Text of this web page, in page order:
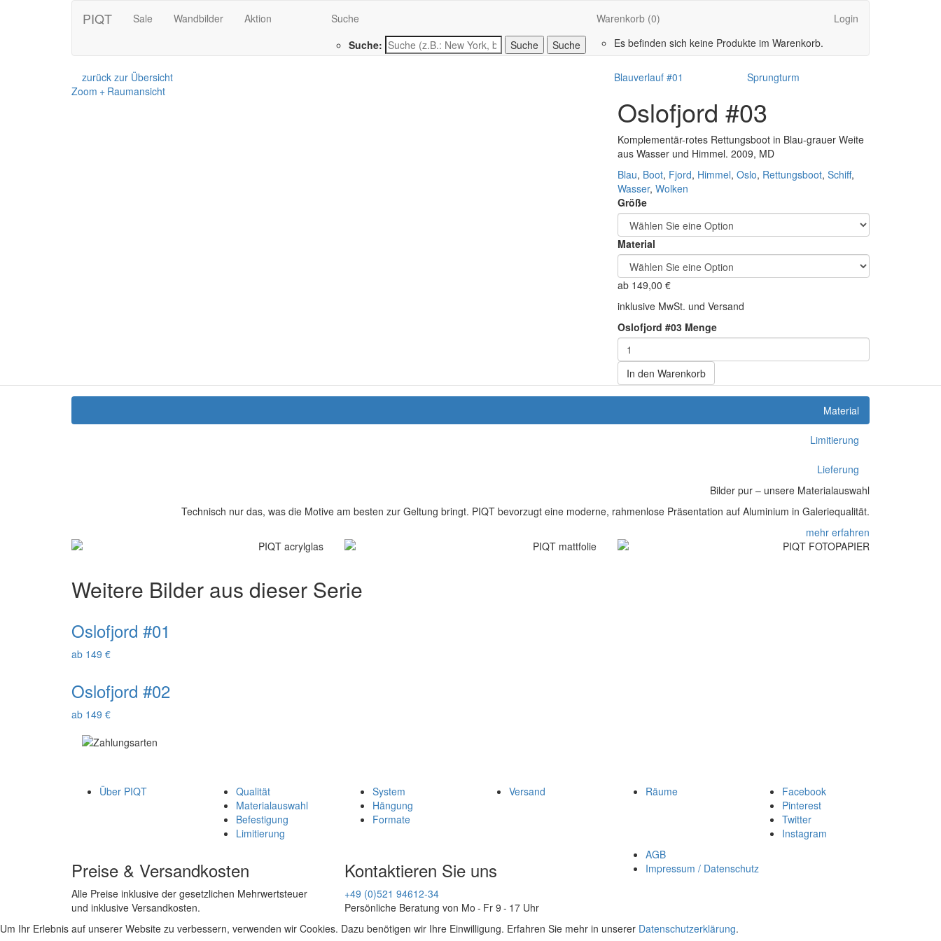
PIQT Sale Wandbilder Aktion
Suche
Suche:
Suche
Warenkorb (0)
Es befinden sich keine Produkte im Warenkorb.
Login
zurück zur Übersicht Blauverlauf #01
Sprungturm
Zoom + Raumansicht
Oslofjord #03
Komplementär-rotes Rettungsboot in Blau-grauer Weite
aus Wasser und Himmel. 2009, MD
Blau, Boot, Fjord, Himmel, Oslo, Rettungsboot, Schiff,
Wasser, Wolken
Größe
Material
ab 149,00 €
inklusive MwSt. und Versand
Oslofjord #03 Menge
In den Warenkorb
Material
Limitierung
Lieferung
Bilder pur – unsere Materialauswahl
Technisch nur das, was die Motive am besten zur Geltung bringt. PIQT bevorzugt eine moderne, rahmenlose Präsentation auf Aluminium in Galeriequalität.
mehr erfahren
Weitere Bilder aus dieser Serie
Oslofjord #01
ab 149 €
Oslofjord #02
ab 149 €
Über PIQT
Qualität
Materialauswahl
Befestigung
Limitierung
System
Hängung
Formate
Versand Räume
Facebook
Pinterest
Twitter
Instagram
Preise & Versandkosten
Alle Preise inklusive der gesetzlichen Mehrwertsteuer
und inklusive Versandkosten.
Kontaktieren Sie uns
+49 (0)521 94612-34
Persönliche Beratung von Mo - Fr 9 - 17 Uhr
AGB
Impressum / Datenschutz
Um Ihr Erlebnis auf unserer Website zu verbessern, verwenden wir Cookies. Dazu benötigen wir Ihre Einwilligung. Erfahren Sie mehr in unserer Datenschutzerklärung.